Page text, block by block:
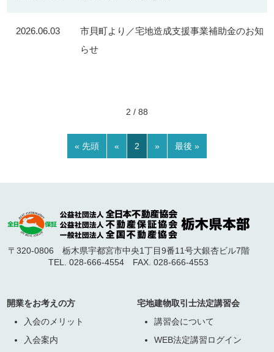
2026.06.03
市貝町より／宅地造成支援事業補助金のお知
らせ
2 / 88
« 先頭 « 2 » 最後 »
〒320-0806 栃木県宇都宮市中央1丁目9番11号大銀杏ビル7階
TEL. 028-666-4554 FAX. 028-666-4553
開業をお考えの方
入会のメリット
入会案内
宅地建物取引士法定講習会
講習会について
WEB法定講習ログイン